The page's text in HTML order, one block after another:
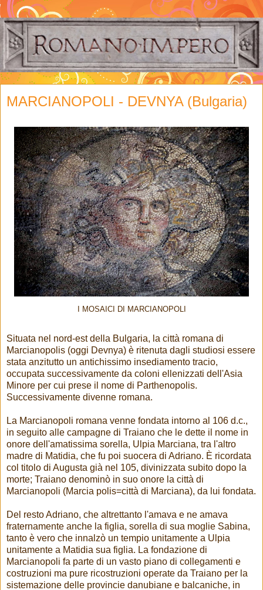
MARCIANOPOLI - DEVNYA (Bulgaria)
I MOSAICI DI MARCIANOPOLI
Situata nel nord-est della Bulgaria, la città romana di
Marcianopolis (oggi Devnya) è ritenuta dagli studiosi essere
stata anzitutto un antichissimo insediamento tracio,
occupata successivamente da coloni ellenizzati dell'Asia
Minore per cui prese il nome di Parthenopolis.
Successivamente divenne romana.
La Marcianopoli romana venne fondata intorno al 106 d.c.,
in seguito alle campagne di Traiano che le dette il nome in
onore dell'amatissima sorella, Ulpia Marciana, tra l'altro
madre di Matidia, che fu poi suocera di Adriano. È ricordata
col titolo di Augusta già nel 105, divinizzata subito dopo la
morte; Traiano denominò in suo onore la città di
Marcianopoli (Marcia polis=città di Marciana), da lui fondata.
Del resto Adriano, che altrettanto l'amava e ne amava
fraternamente anche la figlia, sorella di sua moglie Sabina,
tanto è vero che innalzò un tempio unitamente a Ulpia
unitamente a Matidia sua figlia. La fondazione di
Marcianopoli fa parte di un vasto piano di collegamenti e
costruzioni ma pure ricostruzioni operate da Traiano per la
sistemazione delle provincie danubiane e balcaniche, in